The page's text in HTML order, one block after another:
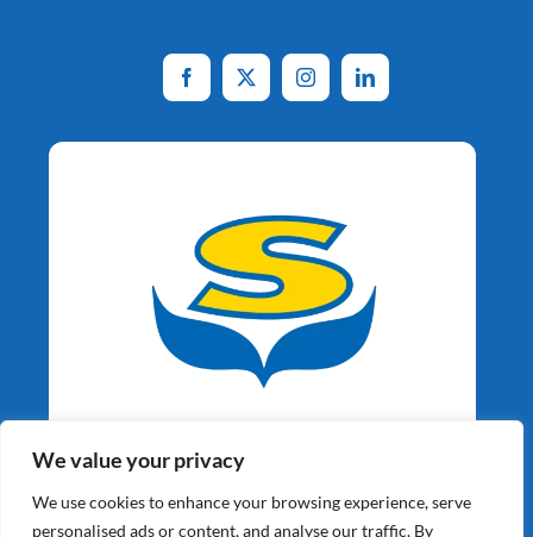
We value your privacy
We use cookies to enhance your browsing experience, serve
personalised ads or content, and analyse our traffic. By